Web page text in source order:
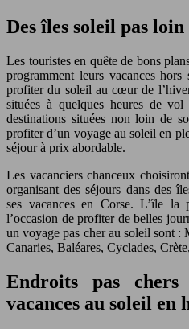
Des îles soleil pas
Les touristes en quête de bons
programment leurs vacances
profiter du soleil au cœur de
situées à quelques heures de
destinations situées non loin de
profiter d’un voyage au soleil en
séjour à prix abordable.
Les vacanciers chanceux
organisant des séjours dans des
ses vacances en Corse. L’île la
l’occasion de profiter de belles
un voyage pas cher au soleil sont :
Canaries, Baléares, Cyclades,
Endroits pas
vacances au soleil en